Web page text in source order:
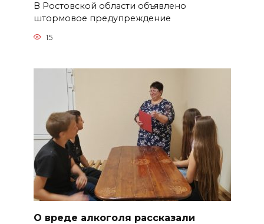
В Ростовской области объявлено
штормовое предупреждение
15
О вреде алкоголя рассказали